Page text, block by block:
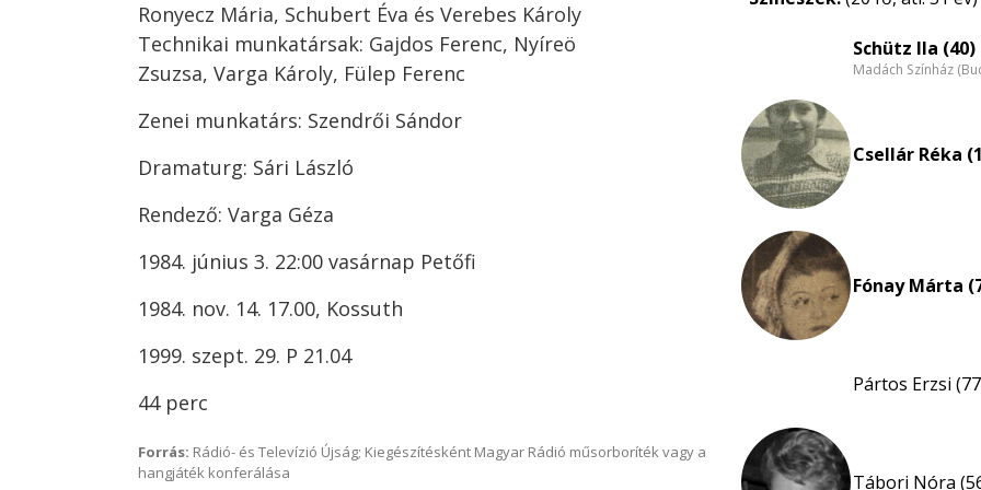
Ronyecz Mária, Schubert Éva és Verebes Károly
Technikai munkatársak: Gajdos Ferenc, Nyíreö
Zsuzsa, Varga Károly, Fülep Ferenc
Zenei munkatárs: Szendrői Sándor
Dramaturg: Sári László
Rendező: Varga Géza
1984. június 3. 22:00 vasárnap Petőfi
1984. nov. 14. 17.00, Kossuth
1999. szept. 29. P 21.04
44 perc
Forrás: Rádió- és Televízió Újság; Kiegészítésként Magyar Rádió műsorboríték vagy a
hangjáték konferálása
Schütz Ila (40)
Madách Színház
Csellár Réka
Fónay Márta
Pártos Erzsi
Tábori Nóra